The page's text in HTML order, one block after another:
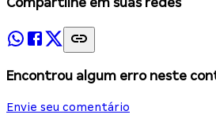
Encontrou algum erro neste
Envie seu comentário